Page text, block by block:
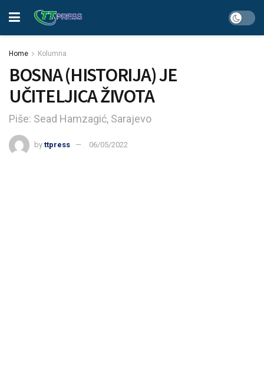
Home Kolumna
BOSNA (HISTORIJA) JE
UČITELJICA ŽIVOTA
Piše: Sead Hamzagić, Sarajevo
by ttpress 06/05/2022